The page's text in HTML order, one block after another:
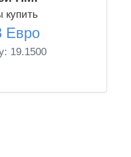
купить
Евро
19.1500